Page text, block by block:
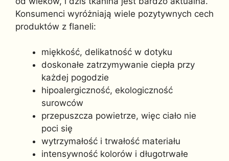
Konsumenci wyróżniają wiele pozytywnych cech
produktów z flaneli:
miękkość, delikatność w dotyku
doskonałe zatrzymywanie ciepła przy
każdej pogodzie
hipoalergiczność, ekologiczność
surowców
przepuszcza powietrze, więc ciało nie
poci się
wytrzymałość i trwałość materiału
intensywność kolorów i długotrwałe